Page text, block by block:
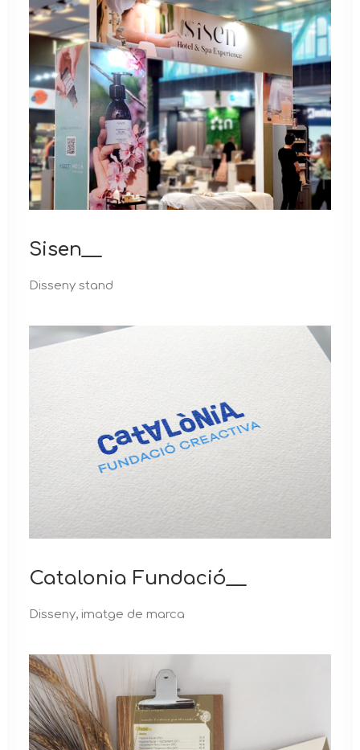
Sisen__
Disseny stand
Catalonia Fundació__
Disseny, imatge de marca